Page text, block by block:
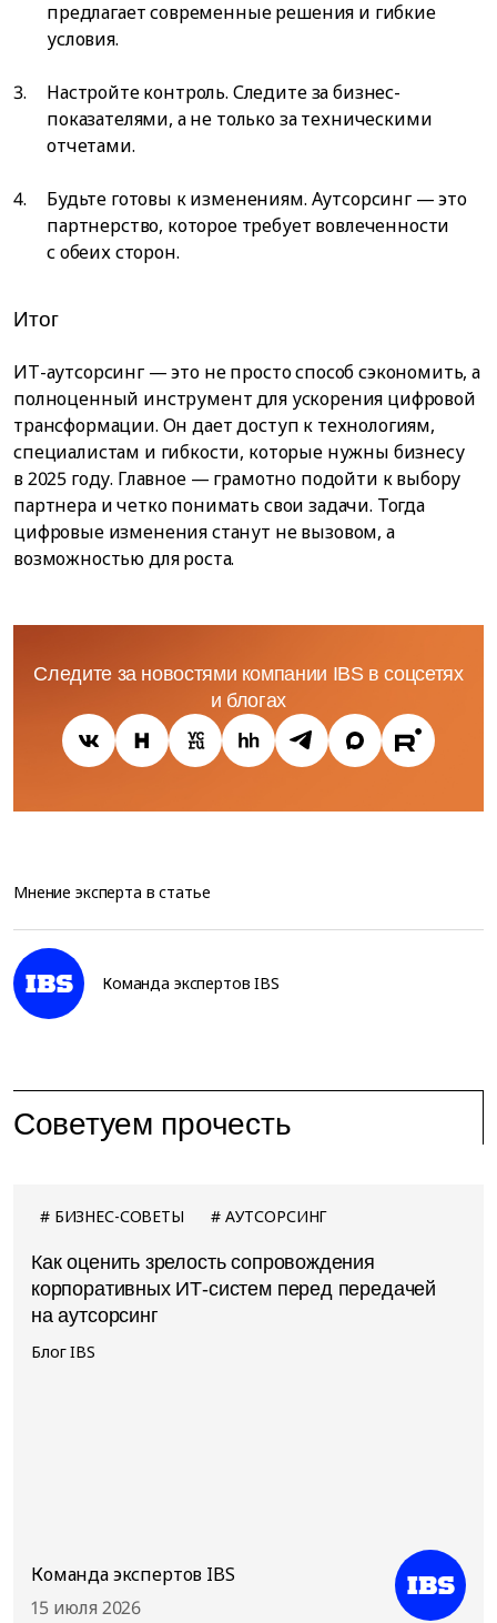
предлагает современные решения и гибкие
условия.
Настройте контроль. Следите за бизнес-
показателями, а не только за техническими
отчетами.
Будьте готовы к изменениям. Аутсорсинг — это
партнерство, которое требует вовлеченности
с обеих сторон.
Итог
ИТ-аутсорсинг — это не просто способ сэкономить, а
полноценный инструмент для ускорения цифровой
трансформации. Он дает доступ к технологиям,
специалистам и гибкости, которые нужны бизнесу
в 2025 году. Главное — грамотно подойти к выбору
партнера и четко понимать свои задачи. Тогда
цифровые изменения станут не вызовом, а
возможностью для роста.
Следите за новостями компании IBS в соцсетях
и блогах
Мнение эксперта в статье
Команда экспертов IBS
Советуем прочесть
БИЗНЕС-СОВЕТЫ АУТСОРСИНГ
Как оценить зрелость сопровождения
корпоративных ИТ-систем перед передачей
на аутсорсинг
Блог IBS
Команда экспертов IBS
15 июля 2026